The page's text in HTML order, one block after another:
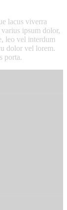
lacus viverra
ipsum dolor,
leo vel interdum
dolor vel lorem.
porta.